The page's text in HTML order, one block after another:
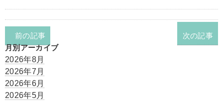
前の記事
次の記事
月別アーカイブ
2026年8月
2026年7月
2026年6月
2026年5月